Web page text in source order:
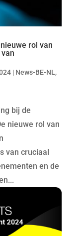
rol van
| News-BE-NL,
bij de
nieuwe rol van
van cruciaal
en de